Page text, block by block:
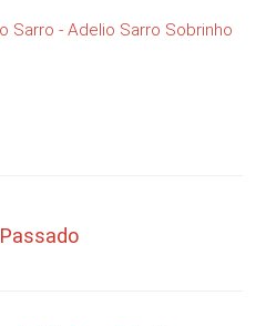
Sarro - Adelio Sarro Sobrinho